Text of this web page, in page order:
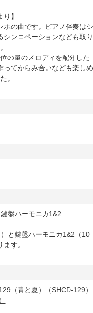
り】
の曲です。ピアノ伴奏はシ
シンコペーションなども取り
の量のメロディを配分した
ってからみ合いなども楽しめ
。
盤ハーモニカ1&2
と鍵盤ハーモニカ1&2（10
す。
（青と夏）（SHCD-129）